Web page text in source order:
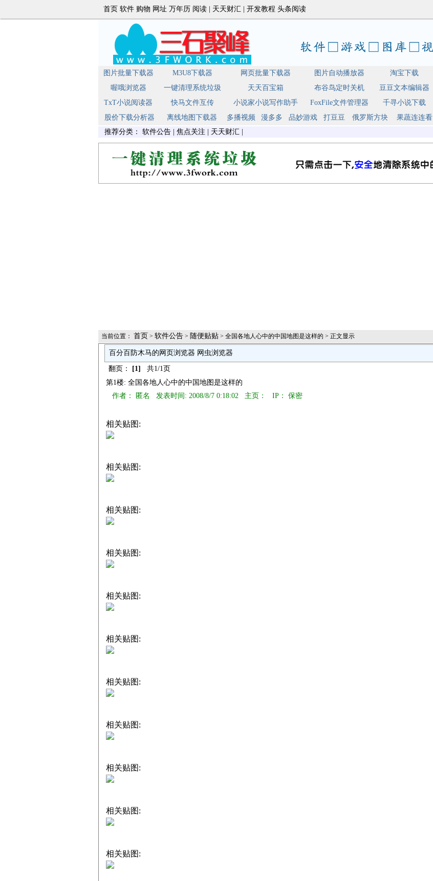
首页 软件 购物 网址 万年历 阅读 天天财汇 开发教程 头条阅读
图片批量下载器 M3U8下载器 网页批量下载器 图片自动播放器 淘宝下载
喔哦浏览器
一键清理系统垃圾 天天百宝箱 布谷鸟定时关机 豆豆文本编辑器
TxT小说阅读器
快马文件互传 小说家小说写作助手 FoxFile文件管理器 千寻小说下载
股价下载分析器
离线地图下载器 多播视频 漫多多 品妙游戏 打豆豆 俄罗斯方块 果蔬连连看
推荐分类： 软件公告 焦点关注 天天财汇
当前位置： 首页 > 软件公告 > 随便贴贴 > 全国各地人心中的中国地图是这样的 > 正文显示
百分百防木马的网页浏览器 网虫浏览器
翻页： [1]
共1/1页
第1楼: 全国各地人心中的中国地图是这样的
作者： 匿名 发表时间: 2008/8/7 0:18:02 主页：
IP： 保密
相关贴图:
相关贴图:
相关贴图:
相关贴图:
相关贴图:
相关贴图:
相关贴图:
相关贴图:
相关贴图:
相关贴图:
相关贴图: